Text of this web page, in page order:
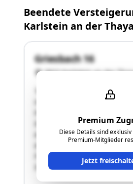
Beendete
Karlstein an der Thaya
Premium
Diese Details sind
Premium-Mitglieder
Jetzt
Griesbach 16
3822 Karlstein an der
"Auf dem Grundstück mit der
im südlichen Bereich zwei
Hallengebäude und ein
Grünlandwidmung. Das
aufgrund der Baubewilligung
als Schafstallgebäude
Fertigstellungsanzeige erfolgte
Südlich besteht …"